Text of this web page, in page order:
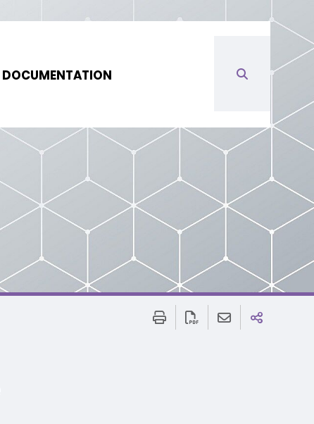
DOCUMENTATION